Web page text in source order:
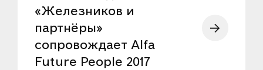
«Железников и
партнёры»
сопровождает Alfa
Future People 2017